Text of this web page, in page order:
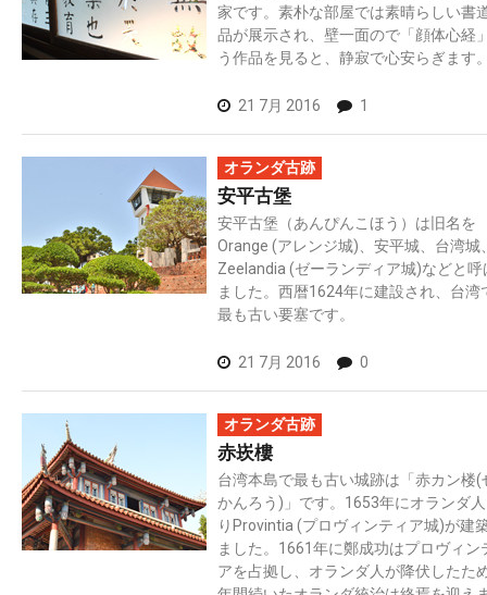
家です。素朴な部屋では素晴らしい書
品が展示され、壁一面ので「顔体心経
う作品を見ると、静寂で心安らぎます
21 7月 2016 1
オランダ古跡
安平古堡
安平古堡（あんぴんこほう）は旧名を
Orange (アレンジ城)、安平城、台湾城
Zeelandia (ゼーランディア城)などと呼
ました。西暦1624年に建設され、台湾
最も古い要塞です。
21 7月 2016 0
オランダ古跡
赤崁樓
台湾本島で最も古い城跡は「赤カン楼(
かんろう)」です。1653年にオランダ
りProvintia (プロヴィンティア城)が建
ました。1661年に鄭成功はプロヴィン
アを占拠し、オランダ人が降伏したた